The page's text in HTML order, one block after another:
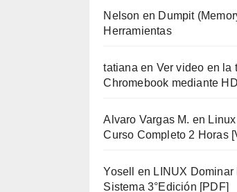
Nelson en Dumpit
Herramientas
tatiana en Ver video en la
Chromebook mediante
Alvaro Vargas M. en
Curso Completo 2 Horas
Yosell en LINUX Dominar
Sistema 3°Edición [PDF]